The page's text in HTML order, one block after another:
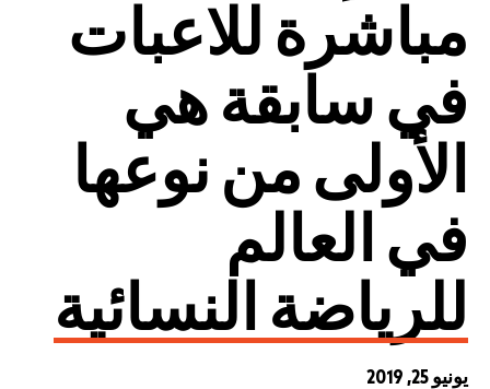
مباشرة للاعبات
في سابقة هي
الأولى من نوعها
في العالم
للرياضة النسائية
يونيو 25, 2019